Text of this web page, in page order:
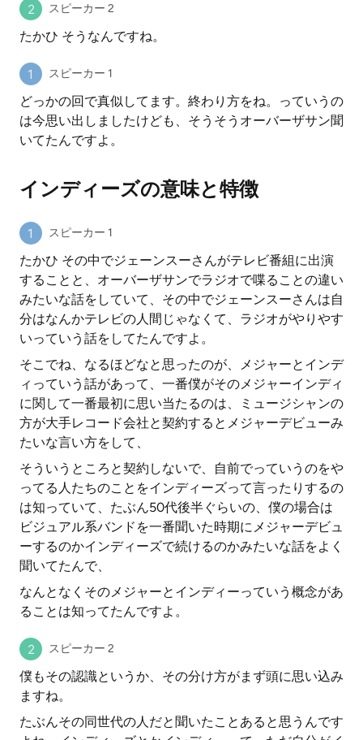
スピーカー 2
たかひ そうなんですね。
スピーカー 1
どっかの回で真似してます。終わり方をね。っていうの
は今思い出しましたけども、そうそうオーバーザサン聞
いてたんですよ。
インディーズの意味と特徴
スピーカー 1
たかひ その中でジェーンスーさんがテレビ番組に出演
することと、オーバーザサンでラジオで喋ることの違い
みたいな話をしていて、その中でジェーンスーさんは自
分はなんかテレビの人間じゃなくて、ラジオがやりやす
いっていう話をしてたんですよ。
そこでね、なるほどなと思ったのが、メジャーとインデ
ィっていう話があって、一番僕がそのメジャーインディ
に関して一番最初に思い当たるのは、ミュージシャンの
方が大手レコード会社と契約するとメジャーデビューみ
たいな言い方をして、
そういうところと契約しないで、自前でっていうのをや
ってる人たちのことをインディーズって言ったりするの
は知っていて、たぶん50代後半ぐらいの、僕の場合は
ビジュアル系バンドを一番聞いた時期にメジャーデビュ
ーするのかインディーズで続けるのかみたいな話をよく
聞いてたんで、
なんとなくそのメジャーとインディーっていう概念があ
ることは知ってたんですよ。
スピーカー 2
僕もその認識というか、その分け方がまず頭に思い込み
ますね。
たぶんその同世代の人だと聞いたことあると思うんです